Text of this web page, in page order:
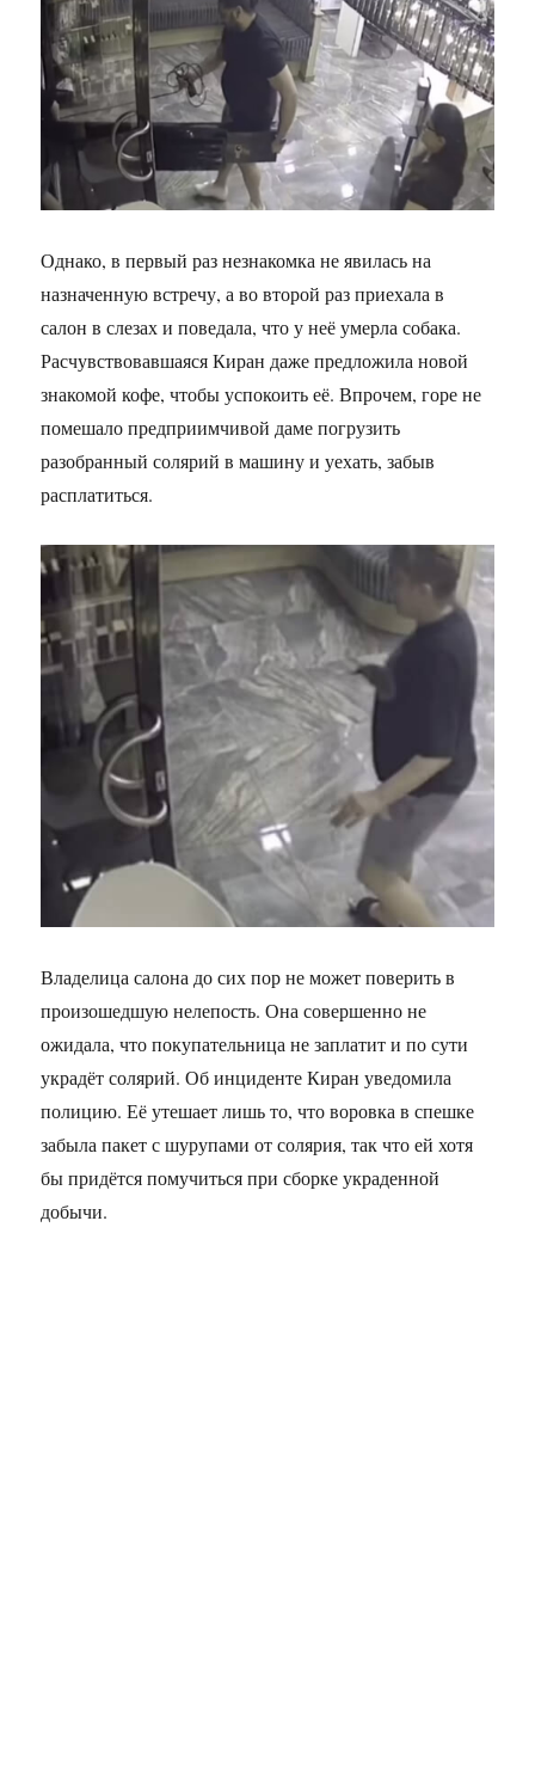
Однако, в первый раз незнакомка не явилась на
назначенную встречу, а во второй раз приехала в
салон в слезах и поведала, что у неё умерла собака.
Расчувствовавшаяся Киран даже предложила новой
знакомой кофе, чтобы успокоить её. Впрочем, горе не
помешало предприимчивой даме погрузить
разобранный солярий в машину и уехать, забыв
расплатиться.
Владелица салона до сих пор не может поверить в
произошедшую нелепость. Она совершенно не
ожидала, что покупательница не заплатит и по сути
украдёт солярий. Об инциденте Киран уведомила
полицию. Её утешает лишь то, что воровка в спешке
забыла пакет с шурупами от солярия, так что ей хотя
бы придётся помучиться при сборке украденной
добычи.